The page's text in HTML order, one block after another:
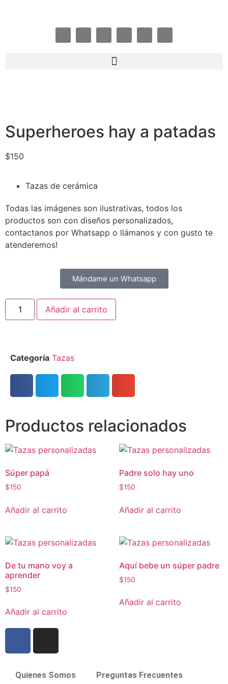
Superheroes hay a patadas
$150
Tazas de cerámica
Todas las imágenes son ilustrativas, todos los
productos son con diseños personalizados,
contactanos por Whatsapp o llámanos y con gusto te
atenderemos!
Mándame un Whatsapp
Añadir al carrito
Categoría Tazas
Productos relacionados
Súper papá
$150
Añadir al carrito
Padre solo hay uno
$150
Añadir al carrito
De tu mano voy a
aprender
$150
Añadir al carrito
Aquí bebe un súper padre
$150
Añadir al carrito
Quienes Somos Preguntas Frecuentes